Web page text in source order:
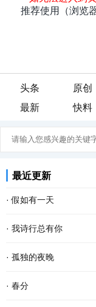
头条 原创
最新
快料
最近更新
·假如有一天
假如有一天， 我变成了
亲般抚慰他漂泊的心灵
的浇灌久旱的粮田， 让
· 我诗行总有你
还是喜欢清晨醒来 品一
带孤独治愈 是否将你旋
· 孤独的夜晚
这个夜晚我又孤独了 从
· 春分